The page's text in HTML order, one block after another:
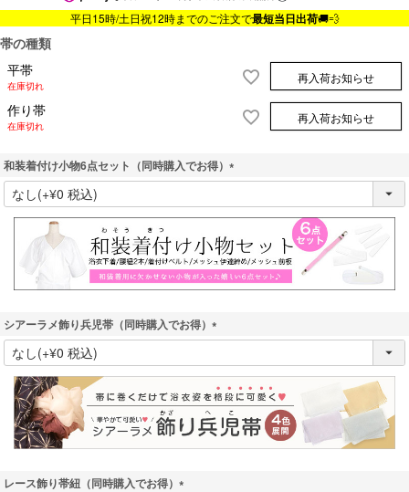
平日15時/土日祝12時までのご注文で最短当日出荷🚚💨
帯の種類
平帯
在庫切れ
再入荷お知らせ
作り帯
在庫切れ
再入荷お知らせ
和装着付け小物6点セット（同時購入でお得）
(
必
須
シアーラメ飾り兵児帯（同時購入でお得）
(
必
須
)
レース飾り帯紐（同時購入でお得）